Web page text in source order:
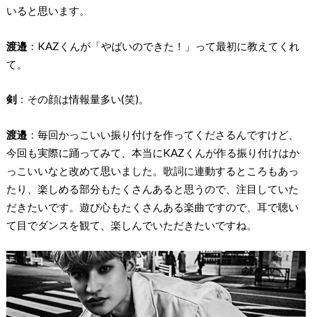
いると思います。
渡邉：KAZくんが「やばいのできた！」って最初に教えてくれ
て。
剣：その顔は情報量多い(笑)。
渡邉：毎回かっこいい振り付けを作ってくださるんですけど、
今回も実際に踊ってみて、本当にKAZくんが作る振り付けはか
っこいいなと改めて思いました。歌詞に連動するところもあっ
たり、楽しめる部分もたくさんあると思うので、注目していた
だきたいです。遊び心もたくさんある楽曲ですので、耳で聴い
て目でダンスを観て、楽しんでいただきたいですね。